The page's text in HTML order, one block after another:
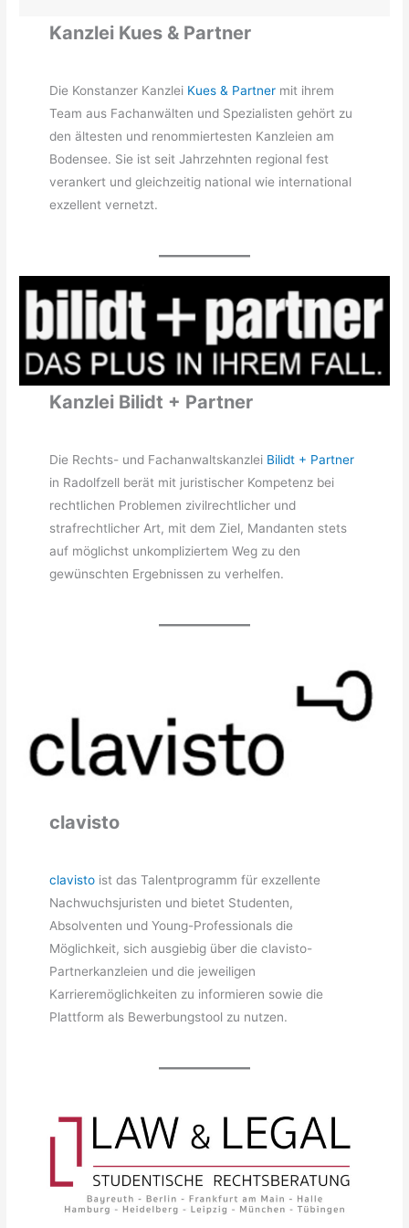
Kanzlei Kues & Partner
Die Konstanzer Kanzlei Kues & Partner mit ihrem
Team aus Fachanwälten und Spezialisten gehört zu
den ältesten und renommiertesten Kanzleien am
Bodensee. Sie ist seit Jahrzehnten regional fest
verankert und gleichzeitig national wie international
exzellent vernetzt.
Kanzlei Bilidt + Partner
Die Rechts- und Fachanwaltskanzlei Bilidt + Partner
in Radolfzell berät mit juristischer Kompetenz bei
rechtlichen Problemen zivilrechtlicher und
strafrechtlicher Art, mit dem Ziel, Mandanten stets
auf möglichst unkompliziertem Weg zu den
gewünschten Ergebnissen zu verhelfen.
clavisto
clavistoist das Talentprogramm für exzellente
Nachwuchsjuristen und bietet Studenten,
Absolventen und Young-Professionals die
Möglichkeit, sich ausgiebig über die clavisto-
Partnerkanzleien und die jeweiligen
Karrieremöglichkeiten zu informieren sowie die
Plattform als Bewerbungstool zu nutzen.